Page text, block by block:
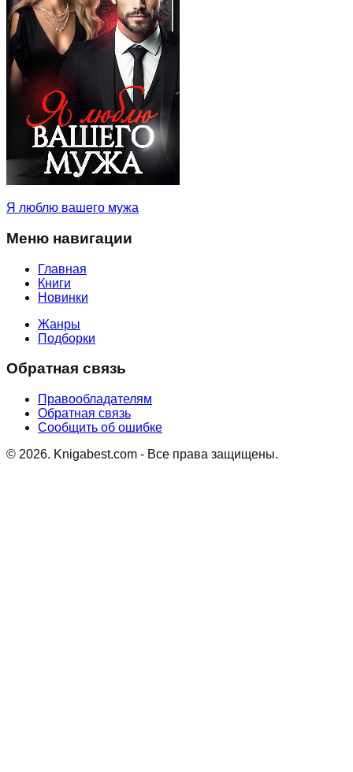
Я люблю вашего мужа
Меню навигации
Главная
Книги
Новинки
Жанры
Подборки
Обратная связь
Правообладателям
Обратная связь
Сообщить об ошибке
© 2026. Knigabest.com - Все права защищены.